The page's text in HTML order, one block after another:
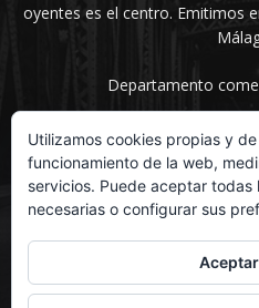
oyentes es el centro. Emitimos
Departamento
Utilizamos cookies propias y
funcionamiento de la web,
servicios. Puede aceptar todas
necesarias o configurar sus